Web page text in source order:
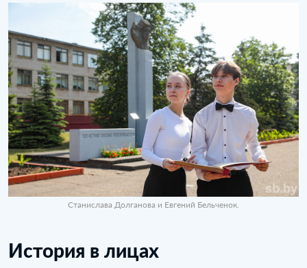
Станислава Долганова и Евгений Бельченок.
История в лицах